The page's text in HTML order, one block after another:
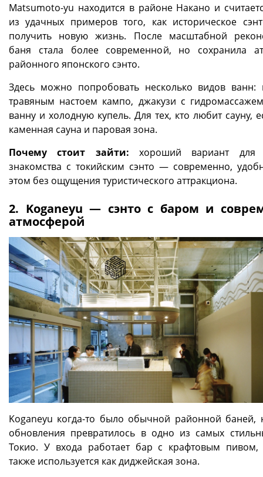
Matsumoto-yu находится в районе Накано и
из удачных примеров того, как историческое
получить новую жизнь. После масштабной
баня стала более современной, но сохранила
районного японского сэнто.
Здесь можно попробовать несколько видов ванн:
травяным настоем кампо, джакузи с
ванну и холодную купель. Для тех, кто любит сауну,
каменная сауна и паровая зона.
Почему стоит зайти: хороший вариант для
знакомства с токийским сэнто — современно,
этом без ощущения туристического аттракциона.
2. Koganeyu — сэнто с баром и
атмосферой
Koganeyu когда-то было обычной районной баней,
обновления превратилось в одно из самых
Токио. У входа работает бар с крафтовым пивом,
также используется как диджейская зона.